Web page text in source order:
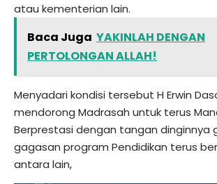
atau kementerian lain.
Baca Juga YAKINLAH DENGAN
PERTOLONGAN ALLAH!
Menyadari kondisi tersebut H Erwin
mendorong Madrasah untuk terus
Berprestasi dengan tangan dinginnya
gagasan program Pendidikan terus
antara lain,